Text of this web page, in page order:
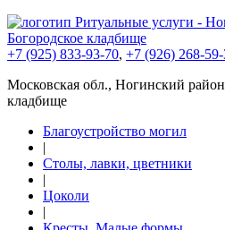
+7 (925) 833-93-70, +7 (926) 268-
Московская обл., Ногинский
кладбище
Благоустройство могил
|
Столы, лавки, цветники
|
Цоколи
|